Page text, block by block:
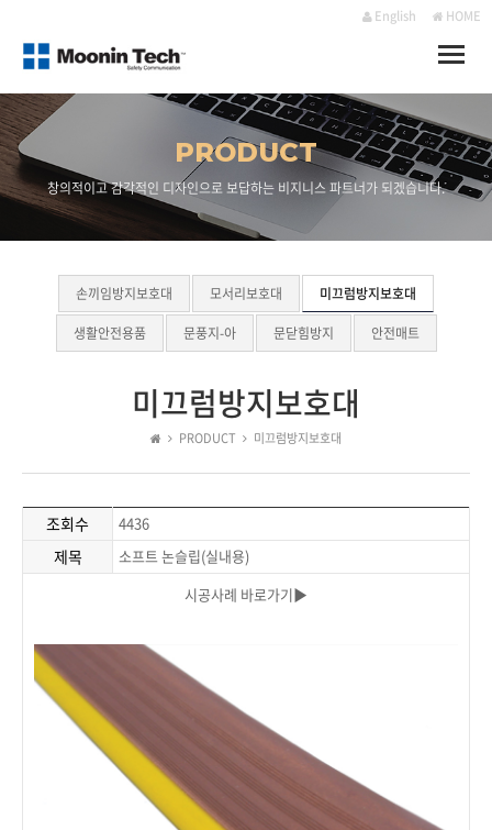
English HOME
Toggle
PRODUCT
창의적이고 감각적인 디자인으로 보답하는 비지니스 파트너가 되겠습니다.
손끼임방지보호대 모서리보호대
미끄럼방지보호대
생활안전용품
문풍지-아 문닫힘방지 안전매트
미끄럼방지보호대
PRODUCT 미끄럼방지보호대
조회수 4436
제목
소프트 논슬립(실내용)
시공사례 바로가기▶